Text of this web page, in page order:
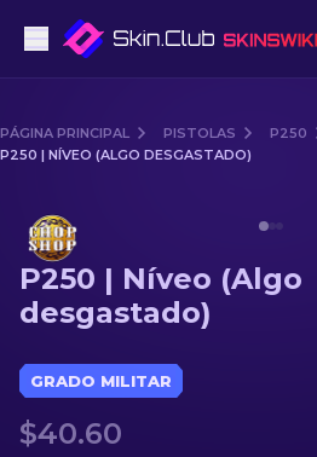
Gama media
Fusiles
Fusiles de Francotirador
Guantes
PÁGINA PRINCIPAL PISTOLAS
P250
P250 | NÍVEO (ALGO DESGASTADO)
P250 | Níveo (Algo
desgastado)
GRADO MILITAR
$40.60